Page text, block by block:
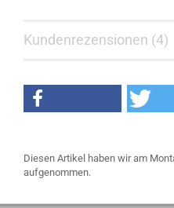
Kundenrezensionen (4)
Diesen Artikel haben wir am
aufgenommen.